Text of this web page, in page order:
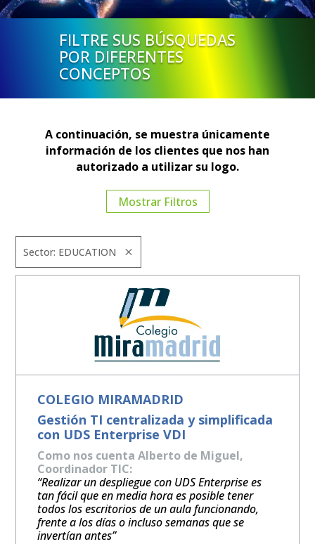
FILTRE SUS BÚSQUEDAS
POR DIFERENTES
CONCEPTOS
A continuación, se muestra únicamente
información de los clientes que nos han
autorizado a utilizar su logo.
Mostrar Filtros
Sector: EDUCATION
COLEGIO MIRAMADRID
Gestión TI centralizada y simplificada
con UDS Enterprise VDI
Como nos cuenta Alberto de Miguel,
Coordinador TIC:
“Realizar un despliegue con UDS Enterprise es
tan fácil que en media hora es posible tener
todos los escritorios de un aula funcionando,
frente a los días o incluso semanas que se
invertían antes”